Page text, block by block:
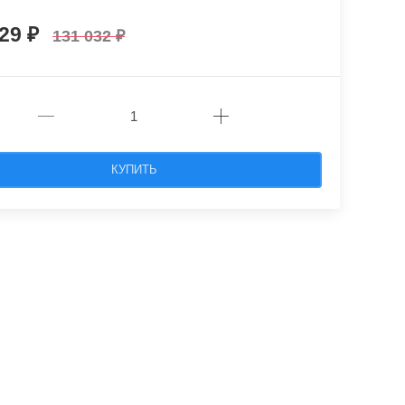
131 032
КУПИТЬ